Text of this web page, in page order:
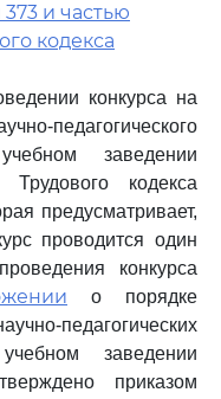
и частью
кодекса
конкурса на
педагогического
заведении
Трудового кодекса
предусматривает,
проводится один
конкурса
о порядке
педагогических
заведении
приказом